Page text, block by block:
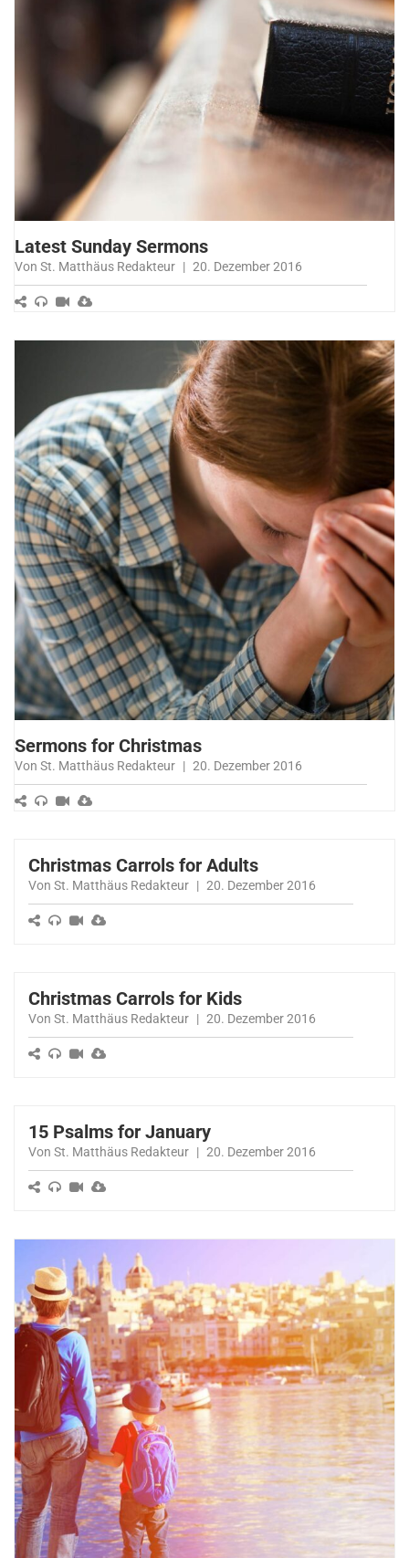
Latest Sunday Sermons
Von St. Matthäus Redakteur | 20. Dezember 2016
Sermons for Christmas
Von St. Matthäus Redakteur | 20. Dezember 2016
Christmas Carrols for Adults
Von St. Matthäus Redakteur | 20. Dezember 2016
Christmas Carrols for Kids
Von St. Matthäus Redakteur | 20. Dezember 2016
15 Psalms for January
Von St. Matthäus Redakteur | 20. Dezember 2016